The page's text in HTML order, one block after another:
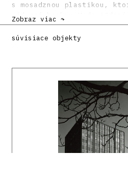
s mosadznou plastikou,
nádvorí banky. V
Karol Paluš aj rozmernú
bola s existujúcou budovou
Literatúra:
ZALČÍK, Tibor - DULLA,
architektúra 1976 - 1980.
Vydavateľstvo Slovenskej
Zobraz viac ↷
súvisiace objekty